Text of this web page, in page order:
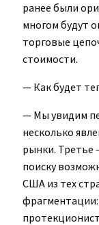
ранее были
многом будут
торговые
стоимости.
— Как будет
— Мы увидим
несколько
рынки. Третье
поиску
США из тех